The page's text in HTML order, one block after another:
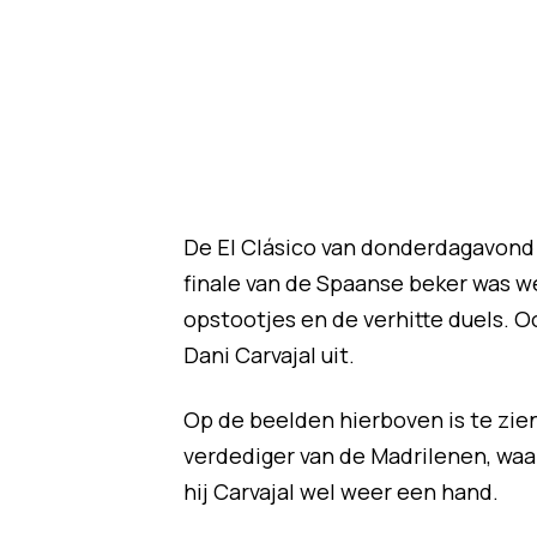
De El Clásico van
finale van de Spaanse beker was
opstootjes en de verhitte duels.
Dani Carvajal uit.
Op de beelden hierboven is te
verdediger van de Madrilenen,
hij Carvajal wel weer een hand.